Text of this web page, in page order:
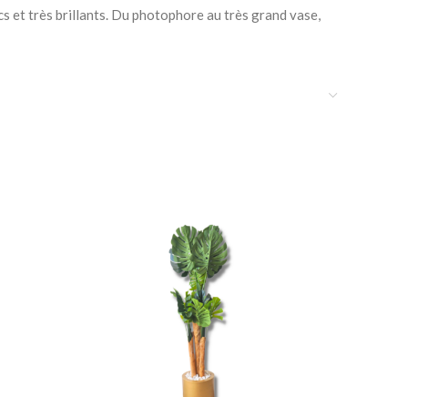
et très brillants. Du photophore au très grand vase,